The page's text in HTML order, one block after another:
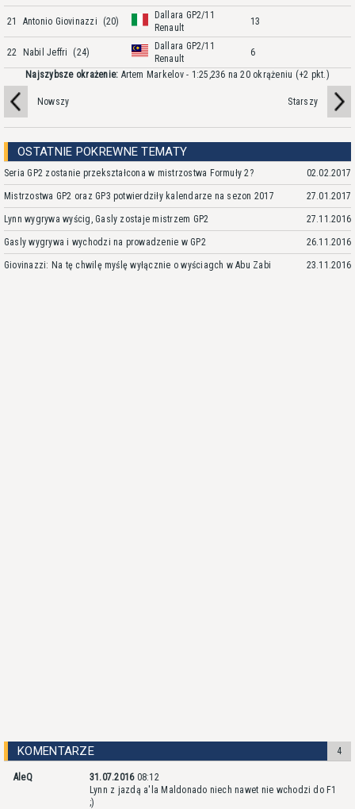
21 Antonio Giovinazzi (20)
Dallara GP2/11
Renault
13
22 Nabil Jeffri (24)
Dallara GP2/11
Renault
6
Najszybsze okrażenie: Artem Markelov - 1:25,236 na 20 okrążeniu (+2 pkt.)
Nowszy Starszy
OSTATNIE POKREWNE TEMATY
Seria GP2 zostanie przekształcona w mistrzostwa Formuły 2? 02.02.2017
Mistrzostwa GP2 oraz GP3 potwierdziły kalendarze na sezon 2017 27.01.2017
Lynn wygrywa wyścig, Gasly zostaje mistrzem GP2 27.11.2016
Gasly wygrywa i wychodzi na prowadzenie w GP2 26.11.2016
Giovinazzi: Na tę chwilę myślę wyłącznie o wyściagch w Abu Zabi 23.11.2016
KOMENTARZE 4
AleQ 31.07.2016 08:12
Lynn z jazdą a'la Maldonado niech nawet nie wchodzi do F1
;)